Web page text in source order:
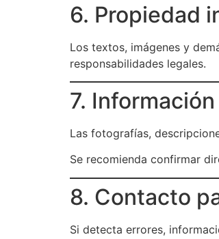
6. Propiedad
Los textos, imágenes y
responsabilidades legales.
7.
Las fotografías,
Se recomienda confirmar
8. Contacto
Si detecta errores,